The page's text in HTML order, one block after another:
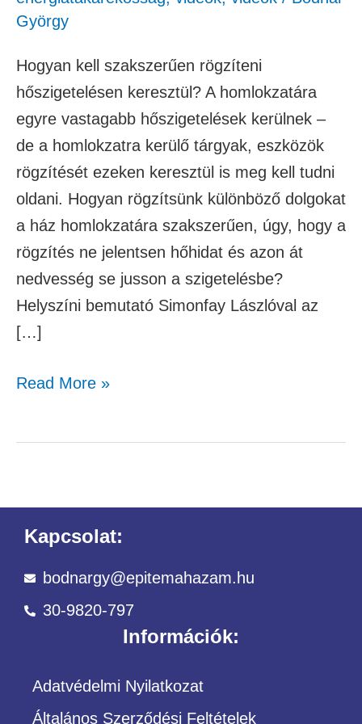
György
Hogyan kell szakszerűen rögzíteni
hőszigetelésen keresztül? A homlokzatára
egyre vastagabb hőszigetelések kerülnek –
de a homlokzatra kerülő tárgyak, eszközök
rögzítését ezeken keresztül is meg kell tudni
oldani. Hogyan rögzítsünk különböző dolgokat
a ház homlokzatára szakszerűen, úgy, hogy a
rögzítés ne jelentsen hőhidat és azon át
nedvesség se jusson a szigetelésbe?
Helyszíni bemutató Simonfay Lászlóval az
[…]
Read More »
Kapcsolat:
bodnargy@epitemahazam.hu
30-9820-797
Információk:
Adatvédelmi Nyilatkozat
Általános Szerződési Feltételek